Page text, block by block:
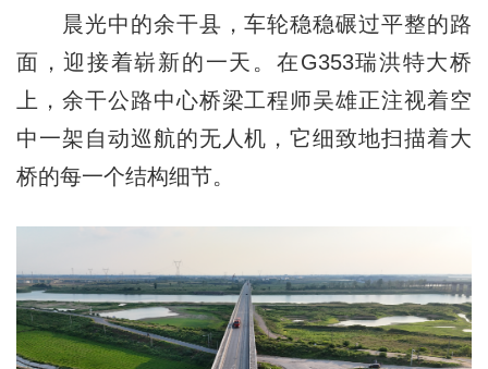
晨光中的余干县，车轮稳稳碾过平整的路
面，迎接着崭新的一天。在G353瑞洪特大桥
上，余干公路中心桥梁工程师吴雄正注视着空
中一架自动巡航的无人机，它细致地扫描着大
桥的每一个结构细节。